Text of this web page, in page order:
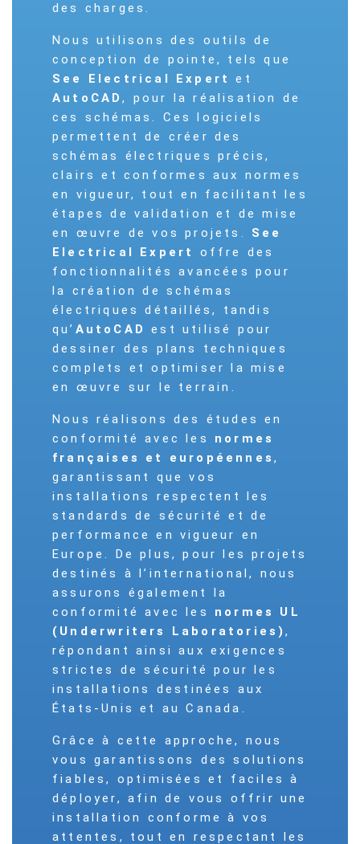
des charges.
Nous utilisons des outils de
conception de pointe, tels que
See Electrical Expert
et
AutoCAD, pour la réalisation de
ces schémas. Ces logiciels
permettent de créer des
schémas électriques précis,
clairs et conformes aux normes
en vigueur, tout en facilitant les
étapes de validation et de mise
en œuvre de vos projets. See
Electrical Expert
offre des
fonctionnalités avancées pour
la création de schémas
électriques détaillés, tandis
qu’ AutoCAD
est utilisé pour
dessiner des plans techniques
complets et optimiser la mise
en œuvre sur le terrain.
Nous réalisons des études en
conformité avec les normes
françaises et européennes ,
garantissant que vos
installations respectent les
standards de sécurité et de
performance en vigueur en
Europe. De plus, pour les projets
destinés à l’international, nous
assurons également la
conformité avec les normes UL
(Underwriters Laboratories),
répondant ainsi aux exigences
strictes de sécurité pour les
installations destinées aux
États-Unis et au Canada.
Grâce à cette approche, nous
vous garantissons des solutions
fiables, optimisées et faciles à
déployer, afin de vous offrir une
installation conforme à vos
attentes, tout en respectant les